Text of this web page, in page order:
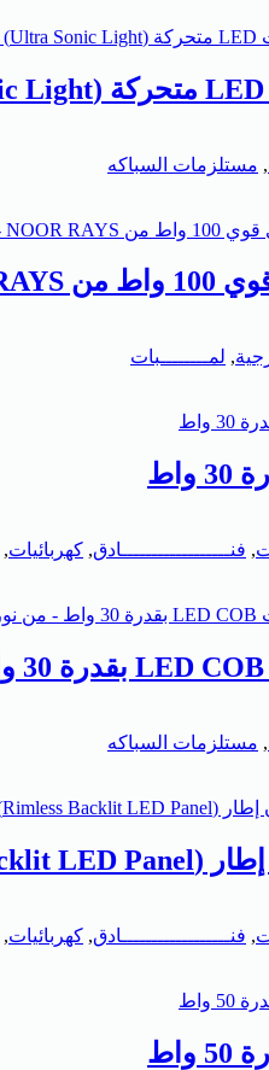
, مستلزمات السباكه
, لمــــــــبات
, فنــــــــــــــــــادق, كهربائيات,
, مستلزمات السباكه
, فنــــــــــــــــــادق, كهربائيات,